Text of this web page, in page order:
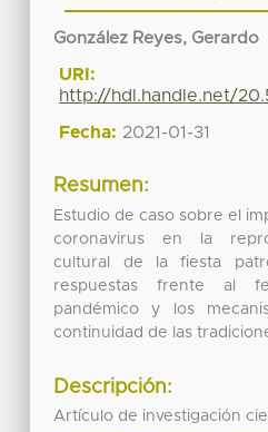
González Reyes, Gerardo
URI:
http://hdl.handle.net/
Fecha: 2021-01-31
Resumen:
Estudio de caso sobre el
coronavirus en la
cultural de la fiesta
respuestas frente al
pandémico y los
continuidad de las
Descripción:
Artículo de investigación